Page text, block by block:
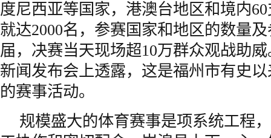
度尼西亚等国家，港澳台地区和境内
就达2000名，参赛国家和地区的数量
届，决赛当天现场超10万群众观战助
新闻 发布会上透露，这是福州市有史
的赛事活动。
规模盛大的体育赛事是项系统工程